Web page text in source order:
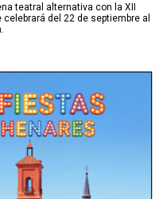
teatral alternativa con la XII
del 22 de septiembre al